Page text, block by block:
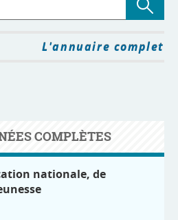
L'annuaire complet
COMPLÈTES
nationale, de